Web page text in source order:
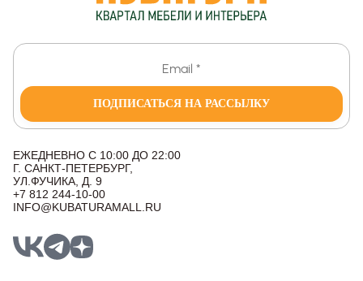
ПОДПИСАТЬСЯ НА РАССЫЛКУ
ЕЖЕДНЕВНО С 10:00 ДО 22:00
Г. САНКТ-ПЕТЕРБУРГ,
УЛ.ФУЧИКА, Д. 9
+7 812 244-10-00
INFO@KUBATURAMALL.RU